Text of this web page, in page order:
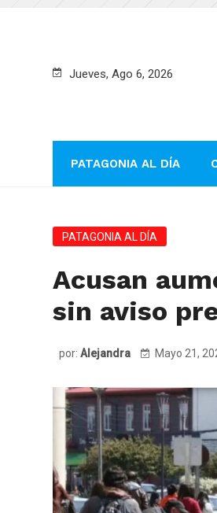
Jueves, Ago 6, 2026
PATAGONIA AL DÍA
PATAGONIA AL DÍA
Acusan
sin aviso
por: Alejandra Mayo 21,